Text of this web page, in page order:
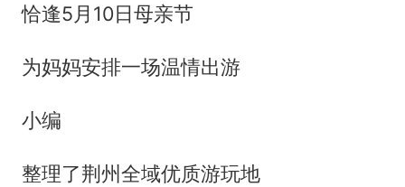
恰逢5月10日母亲节
为妈妈安排一场温情出游
小编
整理了荆州全域优质游玩地